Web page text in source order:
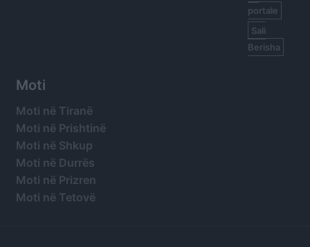
portale
Sali
Berisha
Moti
Moti në Tiranë
Moti në Prishtinë
Moti në Shkup
Moti në Durrës
Moti në Prizren
Moti në Tetovë